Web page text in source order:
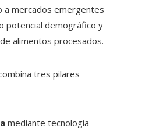
a mercados emergentes
potencial demográfico y
alimentos procesados.
tres pilares
mediante tecnología